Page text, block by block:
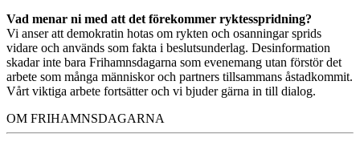
Vad menar ni med att det förekommer ryktesspridning?
Vi anser att demokratin hotas om rykten och osanningar sprids
vidare och används som fakta i beslutsunderlag. Desinformation
skadar inte bara Frihamnsdagarna som evenemang utan förstör det
arbete som många människor och partners tillsammans åstadkommit.
Vårt viktiga arbete fortsätter och vi bjuder gärna in till dialog.
OM FRIHAMNSDAGARNA